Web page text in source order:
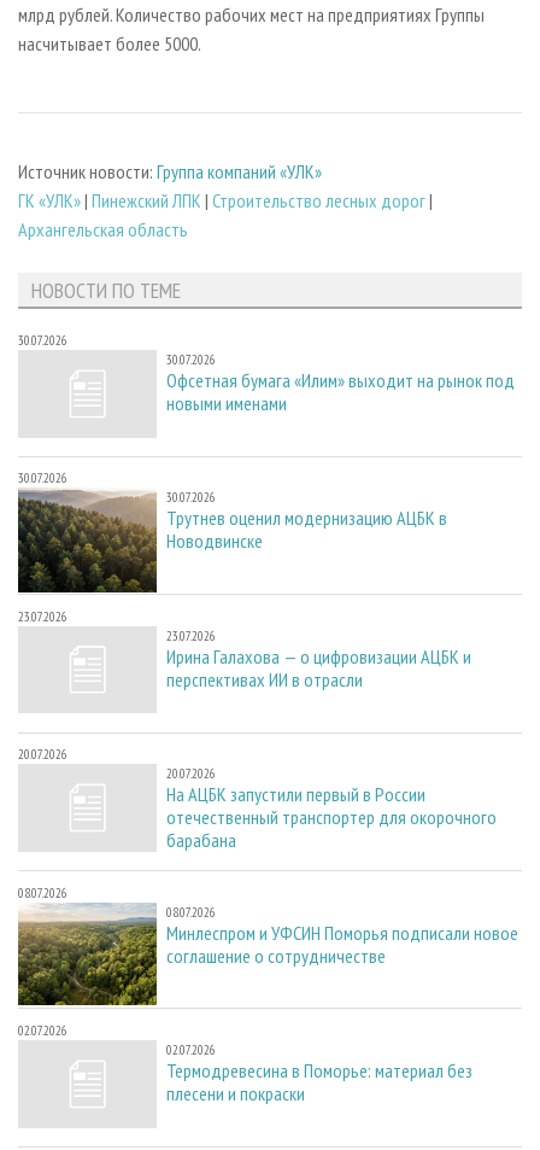
млрд рублей. Количество рабочих мест на предприятиях Группы
насчитывает более 5000.
Источник новости: Группа компаний «УЛК»
ГК «УЛК»| Пинежский ЛПК | Строительство лесных дорог|
Архангельская область
НОВОСТИ ПО ТЕМЕ
30.07.2026
30.07.2026
Офсетная бумага «Илим» выходит на рынок под
новыми именами
30.07.2026
30.07.2026
Трутнев оценил модернизацию АЦБК в
Новодвинске
23.07.2026
23.07.2026
Ирина Галахова — о цифровизации АЦБК и
перспективах ИИ в отрасли
20.07.2026
20.07.2026
На АЦБК запустили первый в России
отечественный транспортер для окорочного
барабана
08.07.2026
08.07.2026
Минлеспром и УФСИН Поморья подписали новое
соглашение о сотрудничестве
02.07.2026
02.07.2026
Термодревесина в Поморье: материал без
плесени и покраски